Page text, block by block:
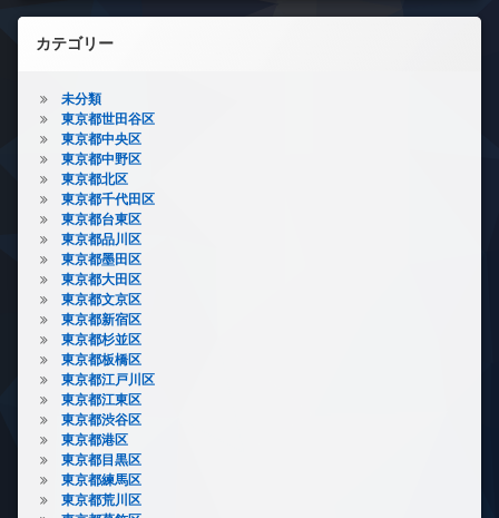
カテゴリー
未分類
東京都世田谷区
東京都中央区
東京都中野区
東京都北区
東京都千代田区
東京都台東区
東京都品川区
東京都墨田区
東京都大田区
東京都文京区
東京都新宿区
東京都杉並区
東京都板橋区
東京都江戸川区
東京都江東区
東京都渋谷区
東京都港区
東京都目黒区
東京都練馬区
東京都荒川区